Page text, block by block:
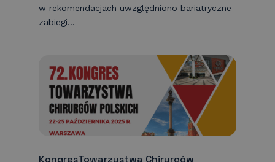
w rekomendacjach uwzględniono bariatryczne
zabiegi...
KongresTowarzystwa Chirurgów